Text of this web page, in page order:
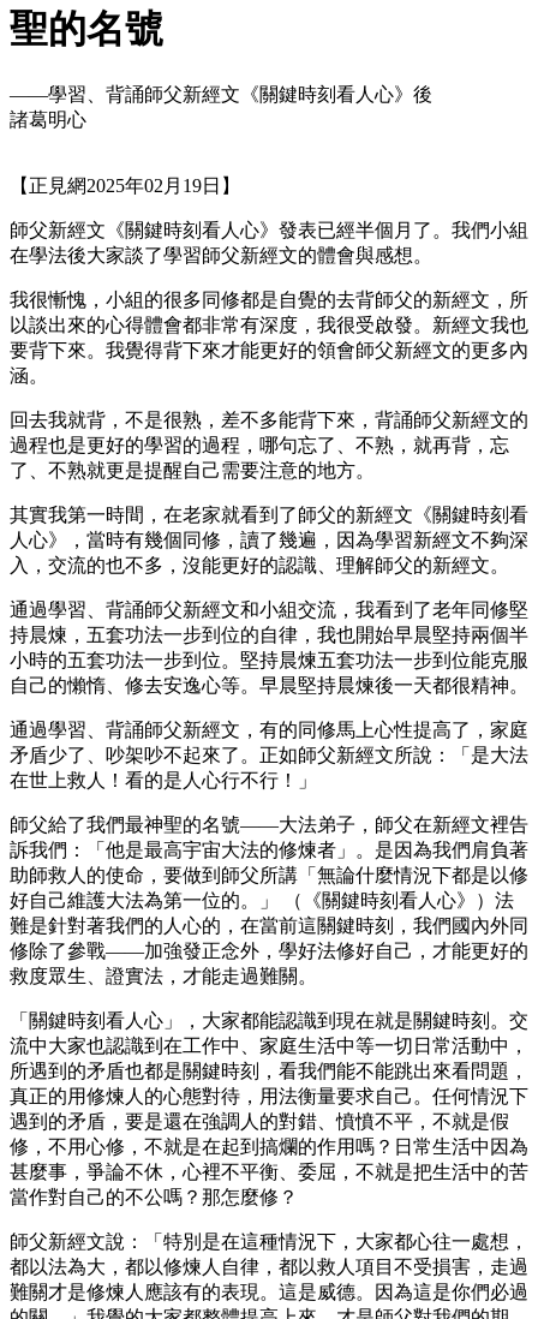
聖的名號
——學習、背誦師父新經文《關鍵時刻看人心》後
諸葛明心
【正見網2025年02月19日】
師父新經文《關鍵時刻看人心》發表已經半個月了。我們小組
在學法後大家談了學習師父新經文的體會與感想。
我很慚愧，小組的很多同修都是自覺的去背師父的新經文，所
以談出來的心得體會都非常有深度，我很受啟發。新經文我也
要背下來。我覺得背下來才能更好的領會師父新經文的更多內
涵。
回去我就背，不是很熟，差不多能背下來，背誦師父新經文的
過程也是更好的學習的過程，哪句忘了、不熟，就再背，忘
了、不熟就更是提醒自己需要注意的地方。
其實我第一時間，在老家就看到了師父的新經文《關鍵時刻看
人心》，當時有幾個同修，讀了幾遍，因為學習新經文不夠深
入，交流的也不多，沒能更好的認識、理解師父的新經文。
通過學習、背誦師父新經文和小組交流，我看到了老年同修堅
持晨煉，五套功法一步到位的自律，我也開始早晨堅持兩個半
小時的五套功法一步到位。堅持晨煉五套功法一步到位能克服
自己的懶惰、修去安逸心等。早晨堅持晨煉後一天都很精神。
通過學習、背誦師父新經文，有的同修馬上心性提高了，家庭
矛盾少了、吵架吵不起來了。正如師父新經文所說：「是大法
在世上救人！看的是人心行不行！」
師父給了我們最神聖的名號——大法弟子，師父在新經文裡告
訴我們：「他是最高宇宙大法的修煉者」。是因為我們肩負著
助師救人的使命，要做到師父所講「無論什麼情況下都是以修
好自己維護大法為第一位的。」 （《關鍵時刻看人心》）法
難是針對著我們的人心的，在當前這關鍵時刻，我們國內外同
修除了參戰——加強發正念外，學好法修好自己，才能更好的
救度眾生、證實法，才能走過難關。
「關鍵時刻看人心」，大家都能認識到現在就是關鍵時刻。交
流中大家也認識到在工作中、家庭生活中等一切日常活動中，
所遇到的矛盾也都是關鍵時刻，看我們能不能跳出來看問題，
真正的用修煉人的心態對待，用法衡量要求自己。任何情況下
遇到的矛盾，要是還在強調人的對錯、憤憤不平，不就是假
修，不用心修，不就是在起到搞爛的作用嗎？日常生活中因為
甚麼事，爭論不休，心裡不平衡、委屈，不就是把生活中的苦
當作對自己的不公嗎？那怎麼修？
師父新經文說：「特別是在這種情況下，大家都心往一處想，
都以法為大，都以修煉人自律，都以救人項目不受損害，走過
難關才是修煉人應該有的表現。這是威德。因為這是你們必過